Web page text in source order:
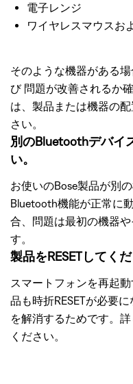
電子レンジ
ワイヤレスマウスお
そのような機器がある
び 問題が改善されるか
は、製品または機器の
さい。
別のBluetoothデバイ
い。
お使いのBose製品が別
Bluetooth機能が正常に
合、問題は最初の機器
す。
製品をRESETしてくだ
スマートフォンを再起
品も時折RESETが必要
を解消するためです。詳
ください。